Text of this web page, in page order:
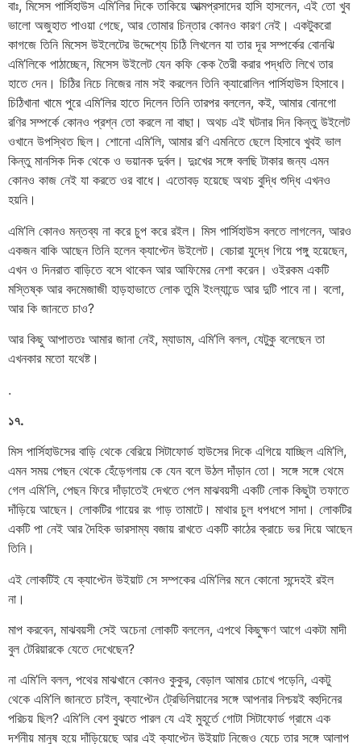
বাঃ, মিসেস পার্সিহাউস এমি’লির দিকে তাকিয়ে আত্মপ্রসাদের হাসি হাসলেন, এই তো খুব
ভালো অজুহাত পাওয়া গেছে, আর তোমার চিন্তার কোনও কারণ নেই। একটুকরো
কাগজে তিনি মিসেস উইলেটের উদ্দেশ্যে চিঠি লিখলেন যা তার দূর সম্পর্কের বোনঝি
এমি’লিকে পাঠাচ্ছেন, মিসেস উইলেট যেন কফি কেক তৈরী করার পদ্ধতি লিখে তার
হাতে দেন। চিঠির নিচে নিজের নাম সই করলেন তিনি ক্যারোলিন পার্সিহাউস হিসাবে।
চিঠিখানা খামে পুরে এমি’লির হাতে দিলেন তিনি তারপর বললেন, কই, আমার বোনগো
রণির সম্পর্কে কোনও প্রশ্ন তো করলে না বাছা। অথচ এই ঘটনার দিন কিন্তু উইলেট
ওখানে উপস্থিত ছিল। শোনো এমি’লি, আমার রণি এমনিতে ছেলে হিসাবে খুবই ভাল
কিন্তু মানসিক দিক থেকে ও ভয়ানক দুর্বল। দুঃখের সঙ্গে বলছি টাকার জন্য এমন
কোনও কাজ নেই যা করতে ওর বাধে। এতোবড় হয়েছে অথচ বুদ্ধি শুদ্ধি এখনও
হয়নি।
এমি’লি কোনও মন্তব্য না করে চুপ করে রইল। মিস পার্সিহাউস বলতে লাগলেন, আরও
একজন বাকি আছেন তিনি হলেন ক্যাপ্টেন উইলেট। বেচারা যুদ্ধে গিয়ে পঙ্গু হয়েছেন,
এখন ও দিনরাত বাড়িতে বসে থাকেন আর আফিমের নেশা করেন। ওইরকম একটি
মস্তিষ্ক আর বদমেজাজী হাড়হাভাতে লোক তুমি ইংল্যান্ডে আর দুটি পাবে না। বলো,
আর কি জানতে চাও?
আর কিছু আপাততঃ আমার জানা নেই, ম্যাডাম, এমি’লি বলল, যেটুকু বলেছেন তা
এখনকার মতো যথেষ্ট।
.
১৭.
মিস পার্সিহাউসের বাড়ি থেকে বেরিয়ে সিটাফোর্ড হাউসের দিকে এগিয়ে যাচ্ছিল এমি’লি,
এমন সময় পেছন থেকে হেঁড়েগলায় কে যেন বলে উঠল দাঁড়ান তো। সঙ্গে সঙ্গে থেমে
গেল এমি’লি, পেছন ফিরে দাঁড়াতেই দেখতে পেল মাঝবয়সী একটি লোক কিছুটা তফাতে
দাঁড়িয়ে আছেন। লোকটির গায়ের রং গাড় তামাটে। মাথার চুল ধপধপে সাদা। লোকটির
একটি পা নেই আর দৈহিক ভারসাম্য বজায় রাখতে একটি কাঠের ক্রাচে ভর দিয়ে আছেন
তিনি।
এই লোকটিই যে ক্যাপ্টেন উইয়াট সে সম্পকের এমি’লির মনে কোনো সন্দেহই রইল
না।
মাপ করবেন, মাঝবয়সী সেই অচেনা লোকটি বললেন, এপথে কিছুক্ষণ আগে একটা মাদী
বুল টেরিয়ারকে যেতে দেখেছেন?
না এমি’লি বলল, পথের মাঝখানে কোনও কুকুর, বেড়াল আমার চোখে পড়েনি, একটু
থেকে এমি’লি জানতে চাইল, ক্যাপ্টেন ট্রেভিলিয়ানের সঙ্গে আপনার নিশ্চয়ই বহুদিনের
পরিচয় ছিল? এমি’লি বেশ বুঝতে পারল যে এই মুহূর্তে গোটা সিটাফোর্ড গ্রামে এক
দর্শনীয় মানুষ হয়ে দাঁড়িয়েছে আর এই ক্যাপ্টেন উইয়াট নিজেও যেচে তার সঙ্গে আলাপ